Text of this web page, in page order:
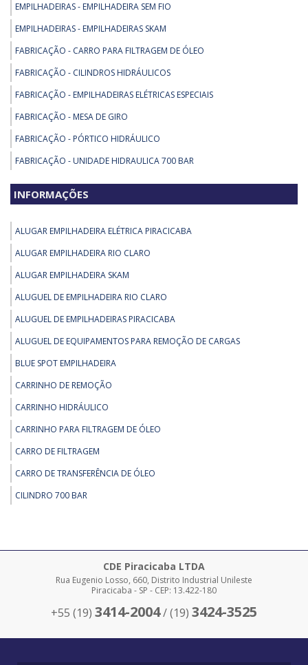
EMPILHADEIRAS - EMPILHADEIRA SEM FIO
EMPILHADEIRAS - EMPILHADEIRAS SKAM
FABRICAÇÃO - CARRO PARA FILTRAGEM DE ÓLEO
FABRICAÇÃO - CILINDROS HIDRÁULICOS
FABRICAÇÃO - EMPILHADEIRAS ELÉTRICAS ESPECIAIS
FABRICAÇÃO - MESA DE GIRO
FABRICAÇÃO - PÓRTICO HIDRÁULICO
FABRICAÇÃO - UNIDADE HIDRAULICA 700 BAR
PEÇAS PARA EMPILHADEIRA - BLUE SPOT - FAROL ANTICOLISAO PARA
EMPILHADEIRAS - 24 36 48VDC
REMOÇÃO - TARTARUGA DE REMOÇAO
ATÉ 200TON
REMOÇÃO - TARTARUGA HIDRÁULICA DE 30 A 60 TON
REMOÇÃO - TRANSPORTADOR DE MOTOR 35 TONELADAS
INFORMAÇÕES
ALUGAR EMPILHADEIRA ELÉTRICA PIRACICABA
ALUGAR EMPILHADEIRA RIO CLARO
ALUGAR EMPILHADEIRA SKAM
ALUGUEL DE EMPILHADEIRA RIO CLARO
ALUGUEL DE EMPILHADEIRAS PIRACICABA
ALUGUEL DE EQUIPAMENTOS PARA REMOÇÃO DE CARGAS
BLUE SPOT EMPILHADEIRA
CARRINHO DE REMOÇÃO
CARRINHO HIDRÁULICO
CARRINHO PARA FILTRAGEM DE ÓLEO
CARRO DE FILTRAGEM
CARRO DE TRANSFERÊNCIA DE ÓLEO
CILINDRO 700 BAR
COMPRAR EMPILHADEIRA SKAM
COMPRAR MACACOS PARA REMOÇÃO
CDE Piracicaba LTDA
Rua Eugenio Losso, 660, Distrito Industrial Unileste
Piracicaba - SP - CEP: 13.422-180
+55 (19) 3414-2004/ (19) 3424-3525